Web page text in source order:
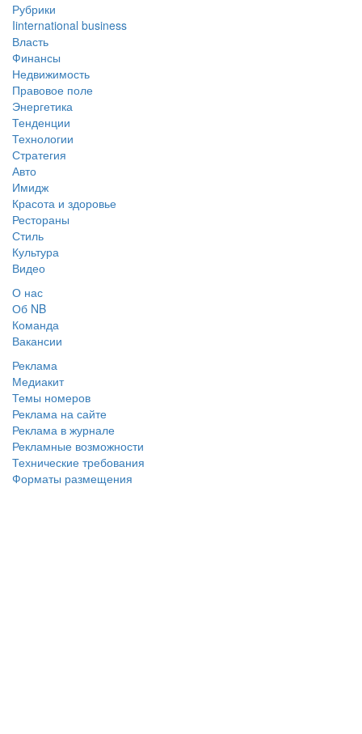
Рубрики
Iinternational business
Власть
Финансы
Недвижимость
Правовое поле
Энергетика
Тенденции
Технологии
Стратегия
Авто
Имидж
Красота и здоровье
Рестораны
Стиль
Культура
Видео
О нас
Об NB
Команда
Вакансии
Реклама
Медиакит
Темы номеров
Реклама на сайте
Реклама в журнале
Рекламные возможности
Технические требования
Форматы размещения